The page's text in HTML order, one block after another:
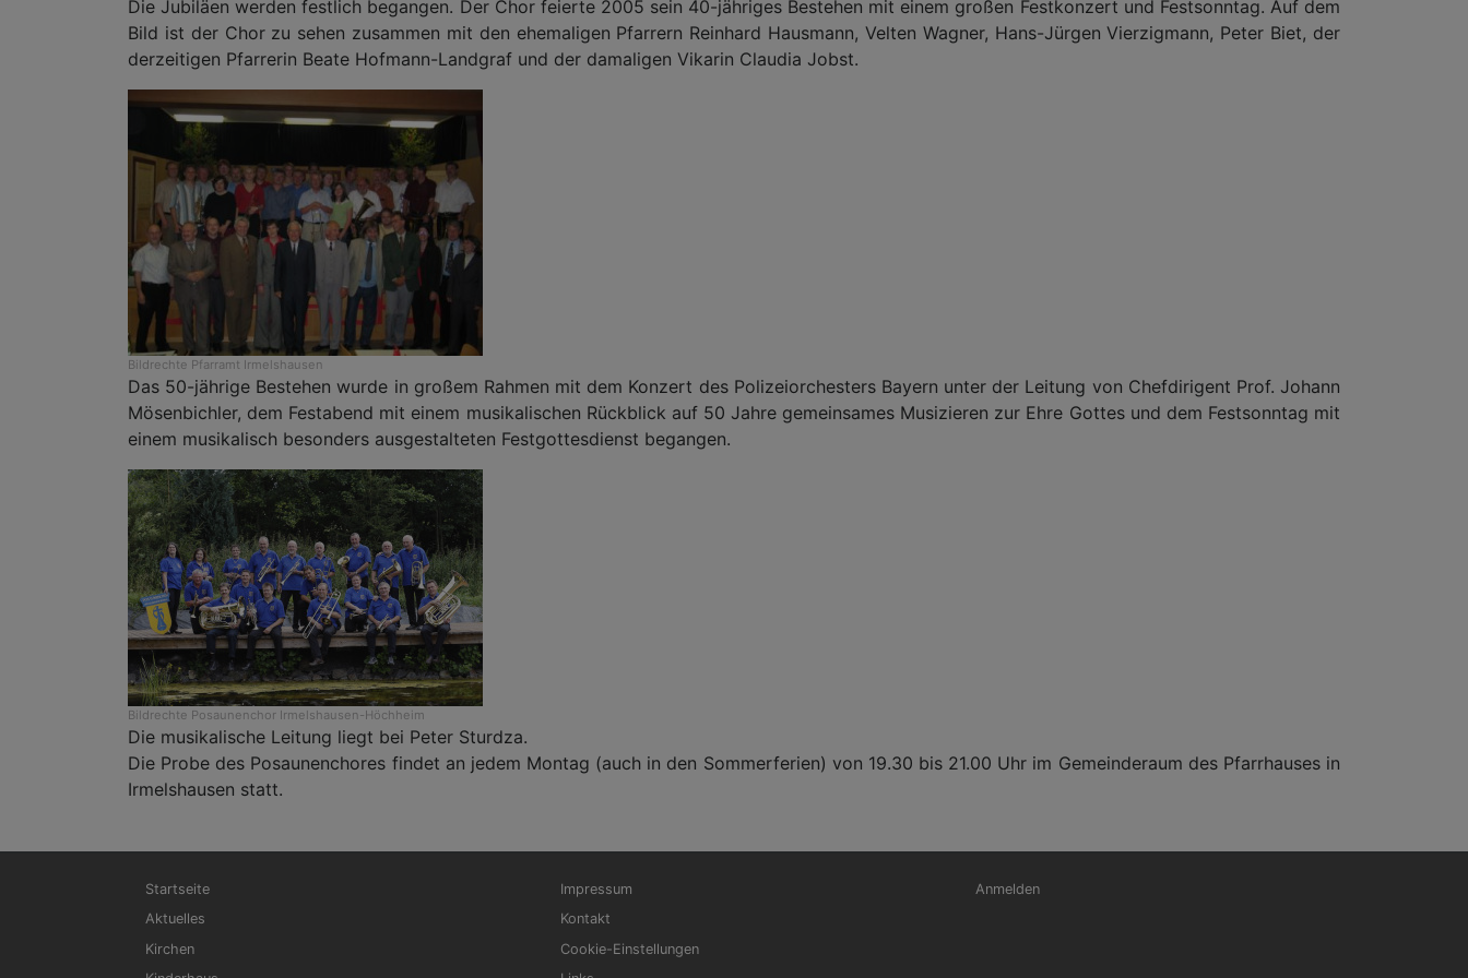
Die Jubiläen werden festlich begangen. Der Chor feierte 2005 sein 40-jähriges Bestehen mit einem großen Festkonzert und Festsonntag. Auf dem
Bild ist der Chor zu sehen zusammen mit den ehemaligen Pfarrern Reinhard Hausmann, Velten Wagner, Hans-Jürgen Vierzigmann, Peter Biet, der
derzeitigen Pfarrerin Beate Hofmann-Landgraf und der damaligen Vikarin Claudia Jobst.
Bildrechte Pfarramt Irmelshausen
Das 50-jährige Bestehen wurde in großem Rahmen mit dem Konzert des Polizeiorchesters Bayern unter der Leitung von Chefdirigent Prof. Johann
Mösenbichler, dem Festabend mit einem musikalischen Rückblick auf 50 Jahre gemeinsames Musizieren zur Ehre Gottes und dem Festsonntag mit
einem musikalisch besonders ausgestalteten Festgottesdienst begangen.
Bildrechte Posaunenchor Irmelshausen-Höchheim
Die musikalische Leitung liegt bei Peter Sturdza.
Die Probe des Posaunenchores findet an jedem Montag (auch in den Sommerferien) von 19.30 bis 21.00 Uhr im Gemeinderaum des Pfarrhauses in
Irmelshausen statt.
Hauptnavigation
Startseite
Aktuelles
Kirchen
Fußbereichsmenü
Impressum
Kontakt
Cookie-Einstellungen
Benutzermenü
Anmelden